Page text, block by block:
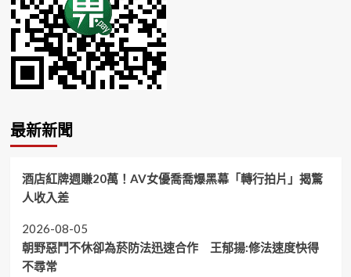
最新新聞
酒店紅牌週賺20萬！AV女優喬喬爆黑幕「轉行拍片」揭驚
人收入差
2026-08-05
朝野惡鬥不休卻為菸防法迅速合作 王郁揚:修法速度快得
不尋常